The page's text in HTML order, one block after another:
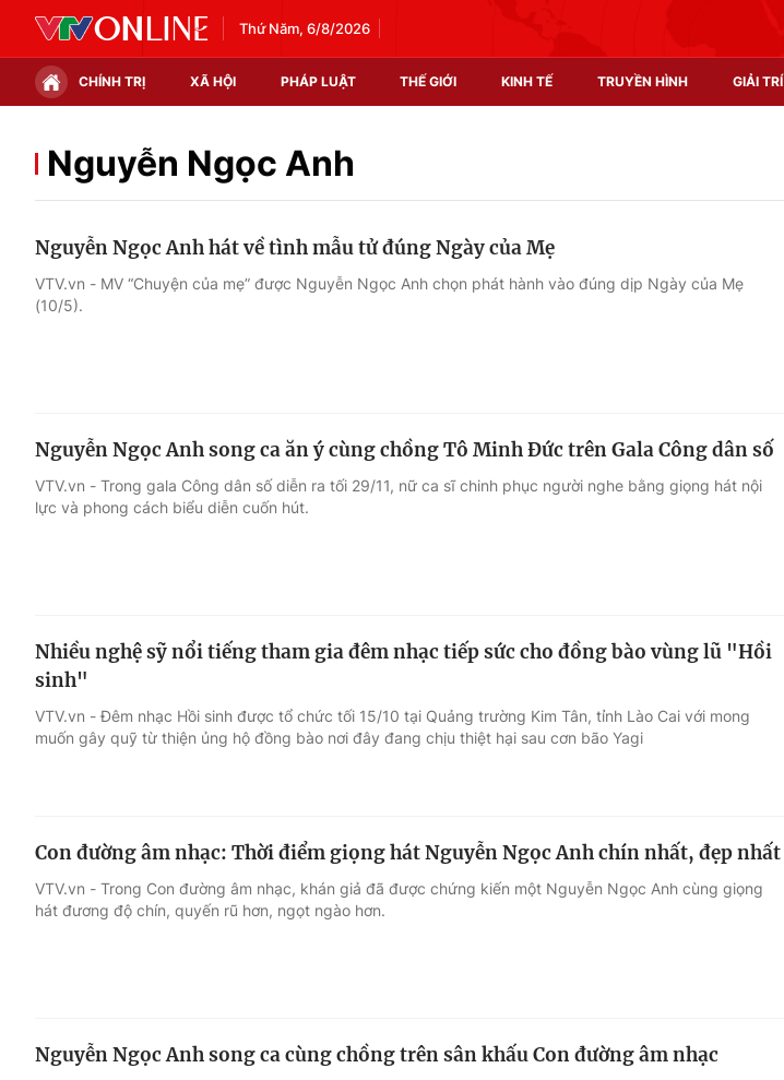
Thứ Năm, 6/8/2026
CHÍNH TRỊ XÃ HỘI PHÁP LUẬT THẾ GIỚI KINH TẾ TRUYỀN HÌNH GIẢI TRÍ
Chính trị Xã hội
Thế giới đó đây
Điện ảnh
Âm nhạc
Sao
Du lịch
Chất lượng cuộc sống
Tuyển sinh
Nguyễn Ngọc Anh
Nguyễn Ngọc Anh hát về tình mẫu tử đúng Ngày của Mẹ
VTV.vn - MV “Chuyện của mẹ” được Nguyễn Ngọc Anh chọn phát hành vào đúng dịp Ngày của Mẹ
(10/5).
Nguyễn Ngọc Anh song ca ăn ý cùng chồng Tô Minh Đức trên Gala Công dân số
VTV.vn - Trong gala Công dân số diễn ra tối 29/11, nữ ca sĩ chinh phục người nghe bằng giọng hát nội
lực và phong cách biểu diễn cuốn hút.
Nhiều nghệ sỹ nổi tiếng tham gia đêm nhạc tiếp sức cho đồng bào vùng lũ "Hồi
sinh"
VTV.vn - Đêm nhạc Hồi sinh được tổ chức tối 15/10 tại Quảng trường Kim Tân, tỉnh Lào Cai với mong
muốn gây quỹ từ thiện ủng hộ đồng bào nơi đây đang chịu thiệt hại sau cơn bão Yagi
Con đường âm nhạc: Thời điểm giọng hát Nguyễn Ngọc Anh chín nhất, đẹp nhất
VTV.vn - Trong Con đường âm nhạc, khán giả đã được chứng kiến một Nguyễn Ngọc Anh cùng giọng
hát đương độ chín, quyến rũ hơn, ngọt ngào hơn.
Nguyễn Ngọc Anh song ca cùng chồng trên sân khấu Con đường âm nhạc